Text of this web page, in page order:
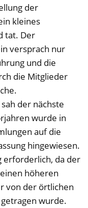
der
kleines
tat. Der
versprach nur
und die
die Mitglieder
der nächste
wurde in
auf die
hingewiesen.
erforderlich, da der
höheren
von der örtlichen
wurde.